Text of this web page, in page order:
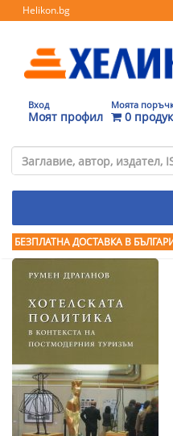
Helikon.bg
Вход
Моят профил
Моята
0
БЕЗПЛАТНА ДОСТАВКА В